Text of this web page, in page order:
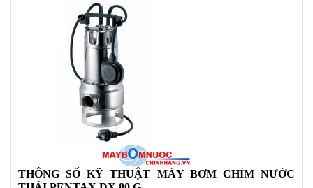
THÔNG SỐ KỸ THUẬT MÁY BƠM CHÌM NƯỚC